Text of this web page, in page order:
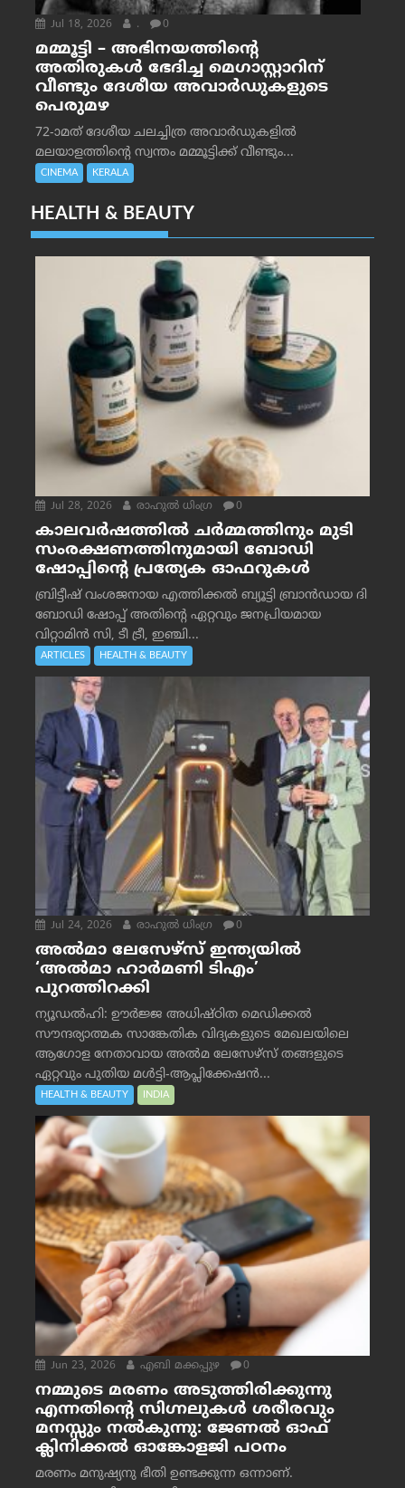
Jul 18, 2026 . 0
മമ്മൂട്ടി – അഭിനയത്തിന്റെ
അതിരുകൾ ഭേദിച്ച മെഗാസ്റ്റാറിന്
വീണ്ടും ദേശീയ അവാർഡുകളുടെ
പെരുമഴ
72-ാമത് ദേശീയ ചലച്ചിത്ര അവാര്‍ഡുകളില്‍
മലയാളത്തിന്റെ സ്വന്തം മമ്മൂട്ടിക്ക് വീണ്ടും...
CINEMA KERALA
HEALTH & BEAUTY
Jul 28, 2026 രാഹുല്‍ ധിംഗ്ര 0
കാലവർഷത്തിൽ ചർമ്മത്തിനും മുടി
സംരക്ഷണത്തിനുമായി ബോഡി
ഷോപ്പിന്റെ പ്രത്യേക ഓഫറുകൾ
ബ്രിട്ടീഷ് വംശജനായ എത്തിക്കൽ ബ്യൂട്ടി ബ്രാൻഡായ ദി
ബോഡി ഷോപ്പ് അതിന്റെ ഏറ്റവും ജനപ്രിയമായ
വിറ്റാമിൻ സി, ടീ ട്രീ, ഇഞ്ചി...
ARTICLES HEALTH & BEAUTY
Jul 24, 2026 രാഹുല്‍ ധിംഗ്ര 0
അൽമാ ലേസേഴ്സ് ഇന്ത്യയിൽ
‘അൽമാ ഹാർമണി ടിഎം’
പുറത്തിറക്കി
ന്യൂഡൽഹി: ഊർജ്ജ അധിഷ്ഠിത മെഡിക്കൽ
സൗന്ദര്യാത്മക സാങ്കേതിക വിദ്യകളുടെ മേഖലയിലെ
ആഗോള നേതാവായ അൽമ ലേസേഴ്സ് തങ്ങളുടെ
ഏറ്റവും പുതിയ മൾട്ടി-ആപ്ലിക്കേഷൻ...
HEALTH & BEAUTY INDIA
Jun 23, 2026 എബി മക്കപ്പുഴ 0
നമ്മുടെ മരണം അടുത്തിരിക്കുന്നു
എന്നതിന്റെ സിഗ്നലുകൾ ശരീരവും
മനസ്സും നല്‍കുന്നു: ജേണല്‍ ഓഫ്
ക്ലിനിക്കല്‍ ഓങ്കോളജി പഠനം
മരണം മനുഷ്യനു ഭീതി ഉണ്ടക്കുന്ന ഒന്നാണ്.